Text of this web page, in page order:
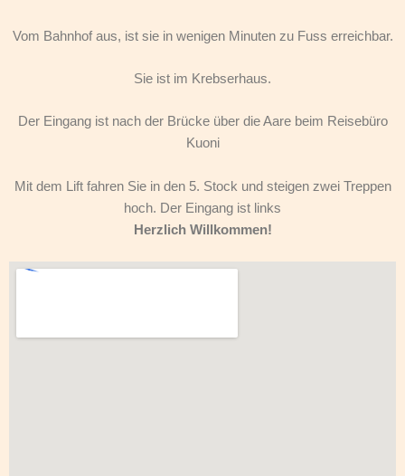
Vom Bahnhof aus, ist sie in wenigen Minuten zu Fuss erreichbar.
Sie ist im Krebserhaus.
Der Eingang ist nach der Brücke über die Aare beim Reisebüro
Kuoni
Mit dem Lift fahren Sie in den 5. Stock und steigen zwei Treppen
hoch. Der Eingang ist links
Herzlich Willkommen!